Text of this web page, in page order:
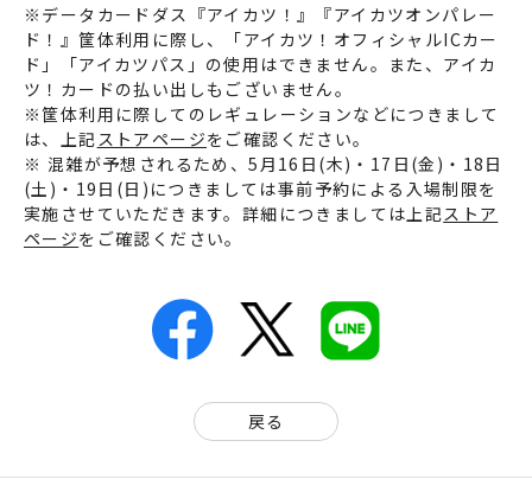
※データカードダス『アイカツ！』『アイカツオンパレー
ド！』筐体利用に際し、「アイカツ！オフィシャルICカー
ド」「アイカツパス」の使用はできません。また、アイカ
ツ！カードの払い出しもございません。
※筐体利用に際してのレギュレーションなどにつきまして
は、上記 ストアページをご確認ください。
※ 混雑が予想されるため、5月16日(木)・17日(金)・18日
(土)・19日(日)につきましては事前予約による入場制限を
実施させていただきます。詳細につきましては上記ストア
ページをご確認ください。
戻る